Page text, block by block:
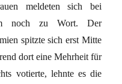
meldeten sich bei
noch zu Wort. Der
spitzte sich erst Mitte
dort eine Mehrheit für
votierte, lehnte es die